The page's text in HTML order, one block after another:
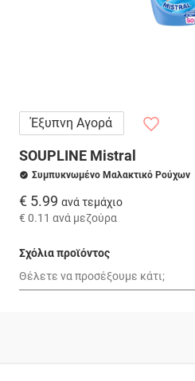
Έξυπνη Αγορά
SOUPLINE Mistral
Συμπυκνωμένο Μαλακτικό Ρούχων
€ 5.99 ανά τεμάχιο
€ 0.11 ανά μεζούρα
Σχόλια προϊόντος